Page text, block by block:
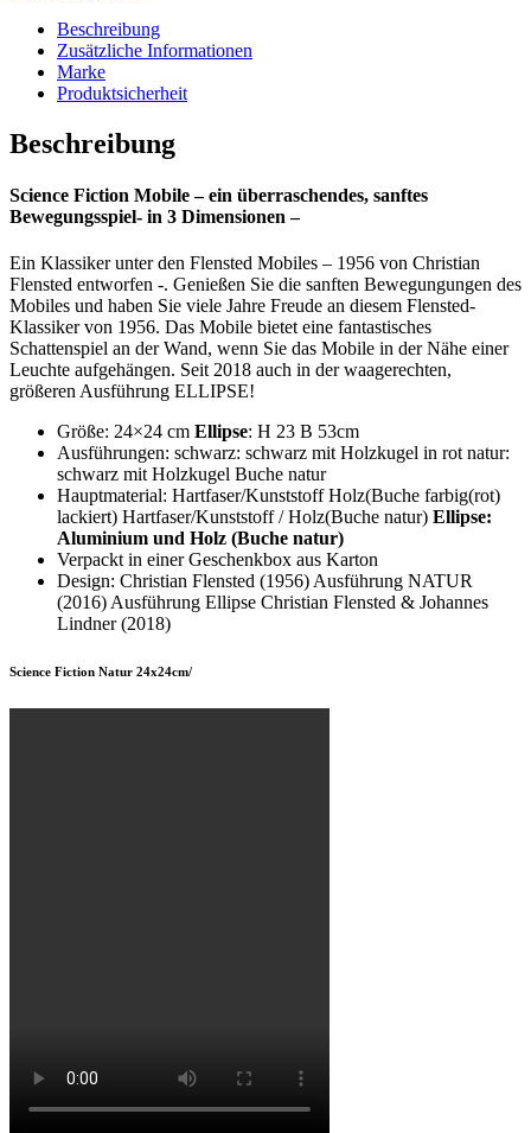
Beschreibung
Zusätzliche Informationen
Marke
Produktsicherheit
Beschreibung
Science Fiction Mobile – ein überraschendes, sanftes
Bewegungsspiel- in 3 Dimensionen –
Ein Klassiker unter den Flensted Mobiles – 1956 von Christian
Flensted entworfen -. Genießen Sie die sanften Bewegungungen des
Mobiles und haben Sie viele Jahre Freude an diesem Flensted-
Klassiker von 1956. Das Mobile bietet eine fantastisches
Schattenspiel an der Wand, wenn Sie das Mobile in der Nähe einer
Leuchte aufgehängen. Seit 2018 auch in der waagerechten,
größeren Ausführung ELLIPSE!
Größe: 24×24 cm Ellipse: H 23 B 53cm
Ausführungen: schwarz: schwarz mit Holzkugel in rot natur:
schwarz mit Holzkugel Buche natur
Hauptmaterial: Hartfaser/Kunststoff Holz(Buche farbig(rot)
lackiert) Hartfaser/Kunststoff / Holz(Buche natur) Ellipse:
Aluminium und Holz (Buche natur)
Verpackt in einer Geschenkbox aus Karton
Design: Christian Flensted (1956) Ausführung NATUR
(2016) Ausführung Ellipse Christian Flensted & Johannes
Lindner (2018)
Science Fiction Natur 24x24cm/